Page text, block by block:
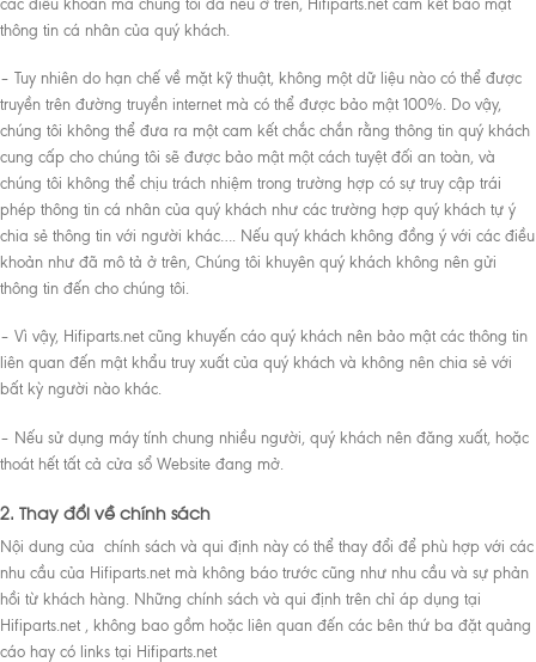
các điều khoản mà chúng tôi đã nêu ở trên, Hifiparts.net cam kết bảo mật
thông tin cá nhân của quý khách.
– Tuy nhiên do hạn chế về mặt kỹ thuật, không một dữ liệu nào có thể được
truyền trên đường truyền internet mà có thể được bảo mật 100%. Do vậy,
chúng tôi không thể đưa ra một cam kết chắc chắn rằng thông tin quý khách
cung cấp cho chúng tôi sẽ được bảo mật một cách tuyệt đối an toàn, và
chúng tôi không thể chịu trách nhiệm trong trường hợp có sự truy cập trái
phép thông tin cá nhân của quý khách như các trường hợp quý khách tự ý
chia sẻ thông tin với người khác…. Nếu quý khách không đồng ý với các điều
khoản như đã mô tả ở trên, Chúng tôi khuyên quý khách không nên gửi
thông tin đến cho chúng tôi.
– Vì vậy, Hifiparts.net cũng khuyến cáo quý khách nên bảo mật các thông tin
liên quan đến mật khẩu truy xuất của quý khách và không nên chia sẻ với
bất kỳ người nào khác.
– Nếu sử dụng máy tính chung nhiều người, quý khách nên đăng xuất, hoặc
thoát hết tất cả cửa sổ Website đang mở.
2. Thay đổi về chính sách
Nội dung của chính sách và qui định này có thể thay đổi để phù hợp với các
nhu cầu của Hifiparts.net mà không báo trước cũng như nhu cầu và sự phản
hồi từ khách hàng. Những chính sách và qui định trên chỉ áp dụng tại
Hifiparts.net , không bao gồm hoặc liên quan đến các bên thứ ba đặt quảng
cáo hay có links tại Hifiparts.net